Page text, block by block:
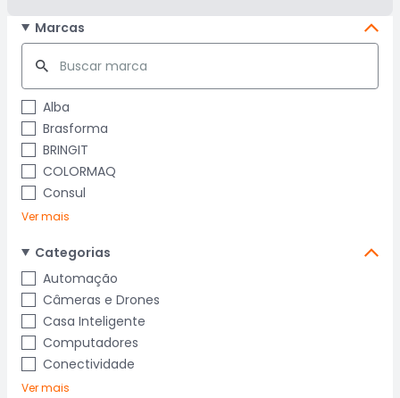
Marcas
Alba
Brasforma
BRINGIT
COLORMAQ
Consul
Ver mais
Categorias
Automação
Câmeras e Drones
Casa Inteligente
Computadores
Conectividade
Ver mais